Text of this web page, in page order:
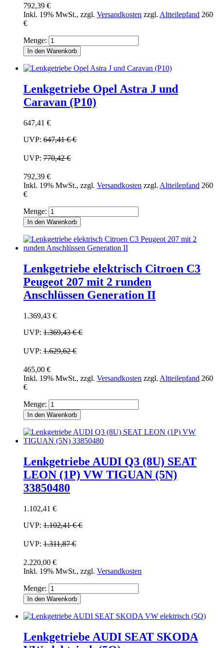
792,39 €
Inkl. 19% MwSt., zzgl. Versandkosten zzgl. Altteilepfand 260
€
Menge:
In den Warenkorb
Lenkgetriebe Opel Astra J und
Caravan (P10)
647,41 €
UVP: 647,41 €€
UVP: 770,42 €
792,39 €
Inkl. 19% MwSt., zzgl. Versandkosten zzgl. Altteilepfand 260
€
Menge:
In den Warenkorb
Lenkgetriebe elektrisch Citroen C3
Peugeot 207 mit 2 runden
Anschlüssen Generation II
1.369,43 €
UVP: 1.369,43 €€
UVP: 1.629,62 €
465,00 €
Inkl. 19% MwSt., zzgl. Versandkosten zzgl. Altteilepfand 260
€
Menge:
In den Warenkorb
Lenkgetriebe AUDI Q3 (8U) SEAT
LEON (1P) VW TIGUAN (5N)
33850480
1.102,41 €
UVP: 1.102,41 €€
UVP: 1.311,87 €
2.220,00 €
Inkl. 19% MwSt., zzgl. Versandkosten
Menge:
In den Warenkorb
Lenkgetriebe AUDI SEAT SKODA